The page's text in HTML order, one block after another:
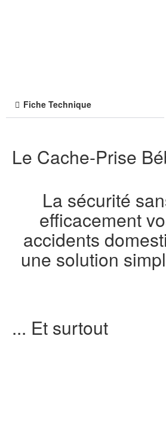
Fiche Technique
Le Cache-Prise
La sécurité
efficacement
accidents
une solution
... Et surtout